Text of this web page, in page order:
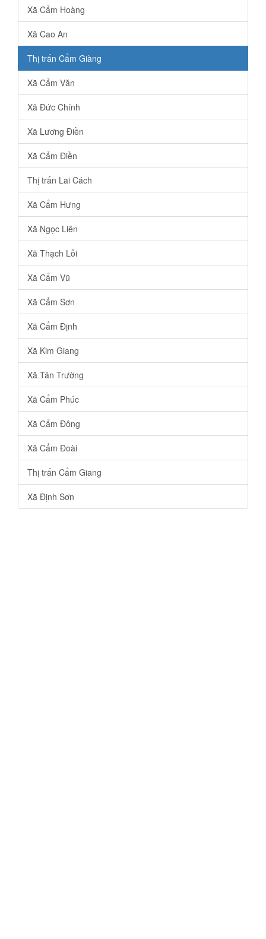
Xã Cẩm Hoàng
Xã Cao An
Thị trấn Cẩm Giàng
Xã Cẩm Văn
Xã Đức Chính
Xã Lương Điền
Xã Cẩm Điền
Thị trấn Lai Cách
Xã Cẩm Hưng
Xã Ngọc Liên
Xã Thạch Lỗi
Xã Cẩm Vũ
Xã Cẩm Sơn
Xã Cẩm Định
Xã Kim Giang
Xã Tân Trường
Xã Cẩm Phúc
Xã Cẩm Đông
Xã Cẩm Đoài
Thị trấn Cẩm Giang
Xã Định Sơn